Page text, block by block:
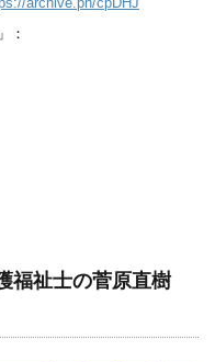
：
福祉士の菅原直樹